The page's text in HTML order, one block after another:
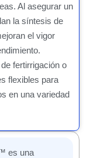
Al asegurar un
la síntesis de
el vigor
fertirrigación o
flexibles para
en una variedad
es una